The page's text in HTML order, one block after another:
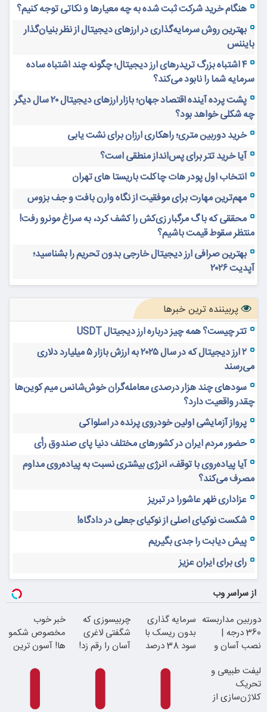
هنگام خرید شرکت ثبت شده به چه معیارها و نکاتی توجه کنیم؟
بهترین روش سرمایه‌گذاری در ارزهای دیجیتال از نظر بنیان‌گذار
بایننس
۴ اشتباه بزرگ تریدرهای ارز دیجیتال؛ چگونه چند اشتباه ساده
سرمایه شما را نابود می‌کند؟
پشت پرده آینده اقتصاد جهان؛ بازار ارزهای دیجیتال ۲۰ سال دیگر
چه شکلی خواهد بود؟
خرید دوربین متری؛ راهکاری ارزان برای نشت یابی
آیا خرید تتر برای پس‌انداز منطقی است؟
انتخاب اول پودر هات چاکلت باریستا های تهران
مهم‌ترین مهارت برای موفقیت از نگاه وارن بافت و جف بزوس
محققی که باگ مرگبار زی‌کش را کشف کرد، به سراغ مونرو رفت!
منتظر سقوط قیمت باشیم؟
بهترین صرافی ارز دیجیتال خارجی بدون تحریم را بشناسید؛
آپدیت ۲۰۲۶
پربیننده ترین خبرها
تتر چیست؟ همه چیز درباره ارز دیجیتال USDT
۲ ارز دیجیتال که در سال ۲۰۲۵ به ارزش بازار ۵ میلیارد دلاری
می‌رسند
سودهای چند هزار درصدی معامله‌گران خوش‌شانس میم کوین‌ها
چقدر واقعیت دارد؟
پرواز آزمایشی اولین خودروی پرنده در اسلواکی
حضور مردم ایران در کشورهای مختلف دنیا پای صندوق رأی
آیا پیاده‌روی با توقف، انرژی بیشتری نسبت به پیاده‌روی مداوم
مصرف می‌کند؟
عزاداری ظهر عاشورا در تبریز
شکست نوکیای اصلی از نوکیای جعلی در دادگاه!
پیش دیابت را جدی بگیریم
رای برای ایران عزیز
از سراسر وب
دوربین مداربسته
360 درجه |
نصب آسان و
سرمایه گذاری
بدون ریسک با
سود 38 درصد
چربیسوزی که
شگفتی لاغری
آسان را رقم زد!
خبر خوب
مخصوص شکمو
ها! آسون ترین
معرفی شد
لیفت طبیعی و
تحریک
کلاژن‌سازی از